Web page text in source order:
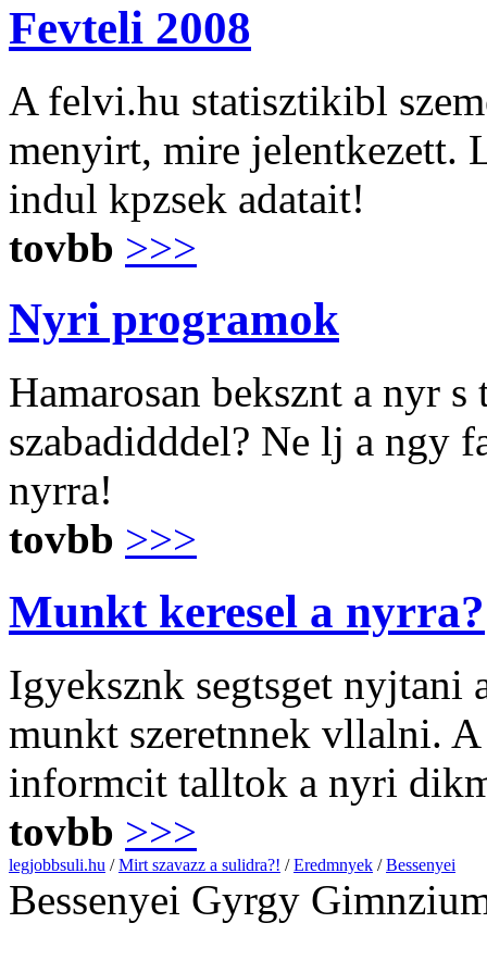
Fevteli 2008
A felvi.hu statisztikibl
menyirt, mire jelentkezett.
indul kpzsek adatait!
tovbb >>>
Nyri programok
Hamarosan beksznt a nyr
szabadidddel? Ne lj a ngy
nyrra!
tovbb >>>
Munkt keresel a nyrra?
Igyeksznk segtsget nyjtani
munkt szeretnnek vllalni.
informcit talltok a nyri
tovbb >>>
legjobbsuli.hu /Mirt szavazz a sulidra?! /Eredmnyek /Bessenyei
Bessenyei Gyrgy